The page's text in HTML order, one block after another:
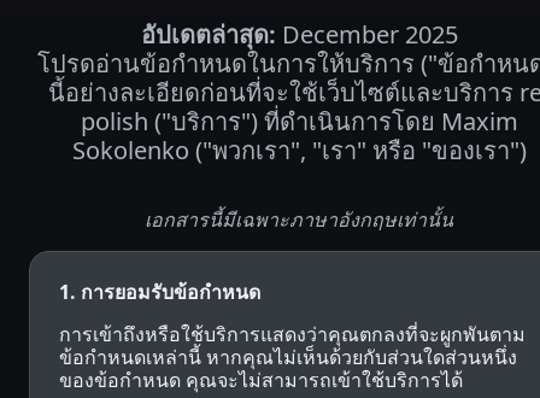
อัปเดตล่าสุด: December 2025
โปรดอ่านข้อกำหนดในการให้บริการ ("ข้อกำหน
นี้อย่างละเอียดก่อนที่จะใช้เว็บไซต์และบริการ
polish ("บริการ") ที่ดำเนินการโดย Maxim
Sokolenko ("พวกเรา", "เรา" หรือ "ของเรา")
เอกสารนี้มีเฉพาะภาษาอังกฤษเท่านั้น
1. การยอมรับข้อกำหนด
การเข้าถึงหรือใช้บริการแสดงว่าคุณตกลงที่จะผูกพันตาม
ข้อกำหนดเหล่านี้ หากคุณไม่เห็นด้วยกับส่วนใดส่วนหนึ่ง
ของข้อกำหนด คุณจะไม่สามารถเข้าใช้บริการได้